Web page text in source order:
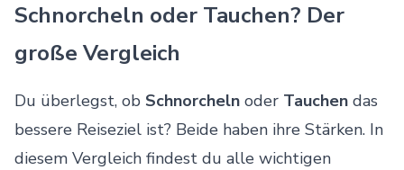
Schnorcheln oder Tauchen? Der
große Vergleich
Du überlegst, ob Schnorcheln oder Tauchen das
bessere Reiseziel ist? Beide haben ihre Stärken. In
diesem Vergleich findest du alle wichtigen